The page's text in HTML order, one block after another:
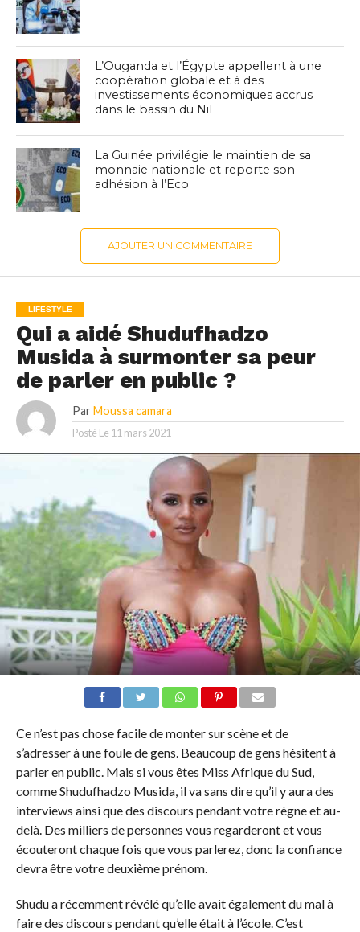
L’Ouganda et l’Égypte appellent à une
coopération globale et à des
investissements économiques accrus
dans le bassin du Nil
La Guinée privilégie le maintien de sa
monnaie nationale et reporte son
adhésion à l’Eco
AJOUTER UN COMMENTAIRE
LIFESTYLE
Qui a aidé Shudufhadzo
Musida à surmonter sa peur
de parler en public ?
Par Moussa camara
Posté Le 11 mars 2021
Ce n’est pas chose facile de monter sur scène et de
s’adresser à une foule de gens. Beaucoup de gens hésitent à
parler en public. Mais si vous êtes Miss Afrique du Sud,
comme Shudufhadzo Musida, il va sans dire qu’il y aura des
interviews ainsi que des discours pendant votre règne et au-
delà. Des milliers de personnes vous regarderont et vous
écouteront chaque fois que vous parlerez, donc la confiance
devra être votre deuxième prénom.
Shudu a récemment révélé qu’elle avait également du mal à
faire des discours pendant qu’elle était à l’école. C’est